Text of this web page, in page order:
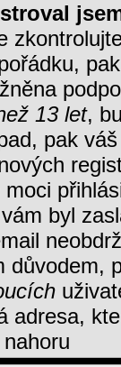
13 let,
pak
moci
byl
důvodem,
adresa,